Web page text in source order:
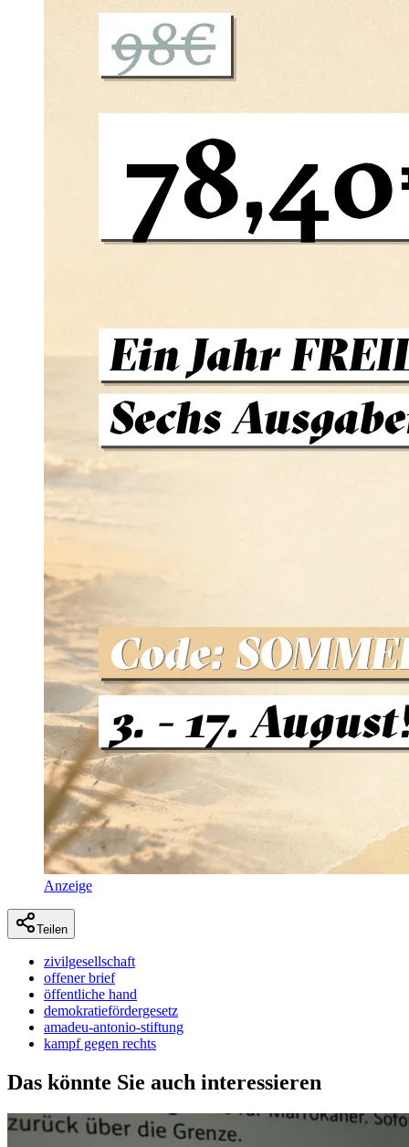
Anzeige
Teilen
zivilgesellschaft
offener brief
öffentliche hand
demokratiefördergesetz
amadeu-antonio-stiftung
kampf gegen rechts
Das könnte Sie auch interessieren